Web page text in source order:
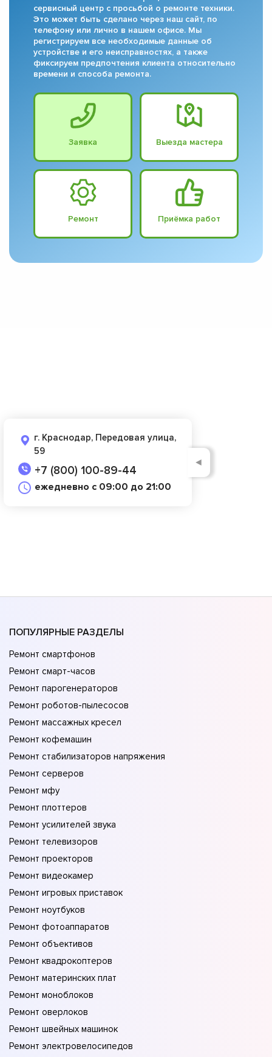
сервисный центр с просьбой о ремонте техники.
Это может быть сделано через наш сайт, по
телефону или лично в нашем офисе. Мы
регистрируем все необходимые данные об
устройстве и его неисправностях, а также
фиксируем предпочтения клиента относительно
времени и способа ремонта.
Заявка Выезда мастера
Ремонт Приёмка работ
г. Краснодар, Передовая улица,
59
+7 (800) 100-89-44
ежедневно с 09:00 до 21:00
◄
ПОПУЛЯРНЫЕ РАЗДЕЛЫ
Ремонт смартфонов
Ремонт смарт-часов
Ремонт парогенераторов
Ремонт роботов-пылесосов
Ремонт массажных кресел
Ремонт кофемашин
Ремонт стабилизаторов напряжения
Ремонт серверов
Ремонт мфу
Ремонт плоттеров
Ремонт усилителей звука
Ремонт телевизоров
Ремонт проекторов
Ремонт видеокамер
Ремонт игровых приставок
Ремонт ноутбуков
Ремонт фотоаппаратов
Ремонт объективов
Ремонт квадрокоптеров
Ремонт материнских плат
Ремонт моноблоков
Ремонт оверлоков
Ремонт швейных машинок
Ремонт электровелосипедов